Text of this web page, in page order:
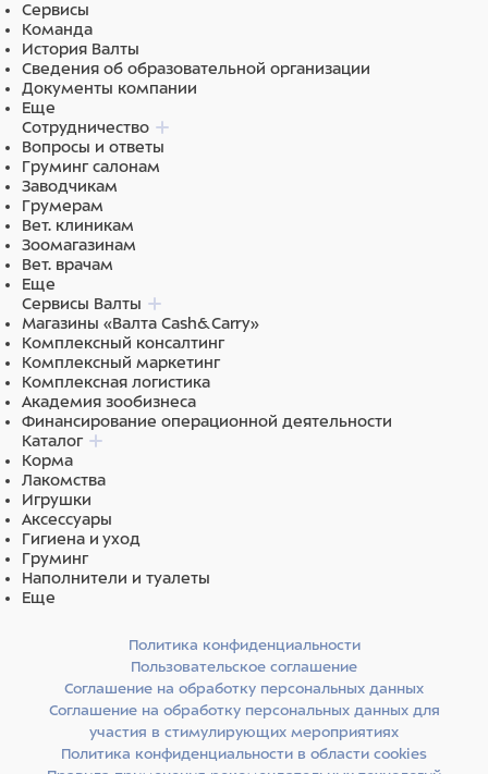
Индейка 66%, черника 4%, свекловичная клетчатка,
витамины и минералы, льняное масло 0,5%.
Сервисы
Команда
История Валты
Сведения об образовательной организации
Документы компании
Еще
Сотрудничество
Вопросы и ответы
Груминг салонам
Заводчикам
Грумерам
Вет. клиникам
Зоомагазинам
Вет. врачам
Еще
Сервисы Валты
Магазины «Валта Cash&Carry»
Комплексный консалтинг
Комплексный маркетинг
Комплексная логистика
Академия зообизнеса
Финансирование операционной деятельности
Каталог
Корма
Лакомства
Игрушки
Аксессуары
Гигиена и уход
Груминг
Наполнители и туалеты
Еще
Политика конфиденциальности
Пользовательское соглашение
Соглашение на обработку персональных данных
Соглашение на обработку персональных данных для
участия в стимулирующих мероприятиях
Политика конфиденциальности в области cookies